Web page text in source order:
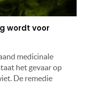
wordt voor
medicinale
het gevaar op
De remedie